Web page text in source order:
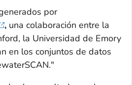
por
,una colaboración entre la
la Universidad de Emory
en los conjuntos de datos